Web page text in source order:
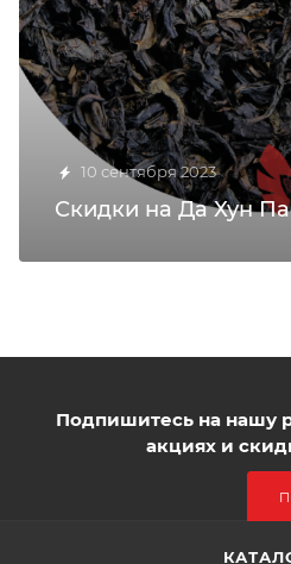
10 сентября 2023
Скидки на Да Хун
Подпишитесь на нашу
акциях и